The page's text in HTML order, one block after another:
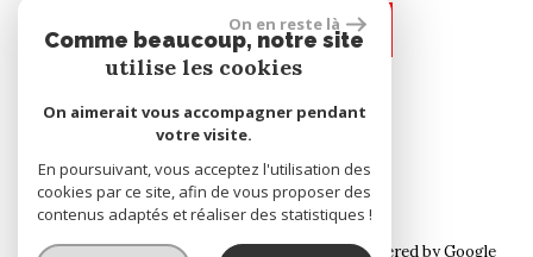
espace propriétaire
site réalisé par
© 2026 | Tous droits réservés | Traduction powered by Google
On en reste là
Comme beaucoup, notre site
utilise les cookies
On aimerait vous accompagner pendant
votre visite.
En poursuivant, vous acceptez l'utilisation des
cookies par ce site, afin de vous proposer des
contenus adaptés et réaliser des statistiques !